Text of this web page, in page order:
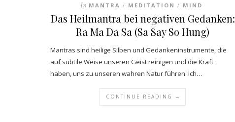
In MANTRA / MEDITATION / MIND
Das Heilmantra bei negativen Gedanken:
Ra Ma Da Sa (Sa Say So Hung)
Mantras sind heilige Silben und Gedankeninstrumente, die
auf subtile Weise unseren Geist reinigen und die Kraft
haben, uns zu unseren wahren Natur führen. Ich…
CONTINUE READING →